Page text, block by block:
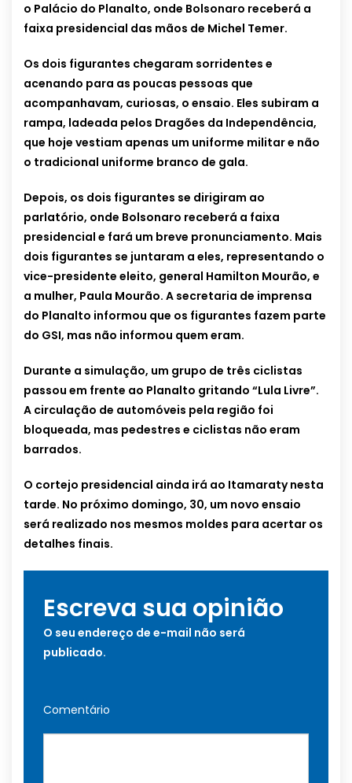
o Palácio do Planalto, onde Bolsonaro receberá a
faixa presidencial das mãos de Michel Temer.
Os dois figurantes chegaram sorridentes e
acenando para as poucas pessoas que
acompanhavam, curiosas, o ensaio. Eles subiram a
rampa, ladeada pelos Dragões da Independência,
que hoje vestiam apenas um uniforme militar e não
o tradicional uniforme branco de gala.
Depois, os dois figurantes se dirigiram ao
parlatório, onde Bolsonaro receberá a faixa
presidencial e fará um breve pronunciamento. Mais
dois figurantes se juntaram a eles, representando o
vice-presidente eleito, general Hamilton Mourão, e
a mulher, Paula Mourão. A secretaria de imprensa
do Planalto informou que os figurantes fazem parte
do GSI, mas não informou quem eram.
Durante a simulação, um grupo de três ciclistas
passou em frente ao Planalto gritando “Lula Livre”.
A circulação de automóveis pela região foi
bloqueada, mas pedestres e ciclistas não eram
barrados.
O cortejo presidencial ainda irá ao Itamaraty nesta
tarde. No próximo domingo, 30, um novo ensaio
será realizado nos mesmos moldes para acertar os
detalhes finais.
Escreva sua opinião
O seu endereço de e-mail não será
publicado.
Comentário